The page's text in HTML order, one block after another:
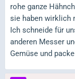
rohe ganze
sie haben wirklich
Ich schneide für
anderen Messer
Gemüse und